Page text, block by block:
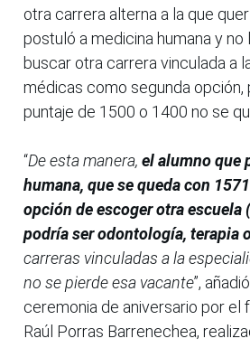
otra carrera alterna a la que
postuló a medicina humana y no
buscar otra carrera vinculada a
médicas como segunda opción,
puntaje de 1500 o 1400 no se
“De esta manera, el alumno que
humana, que se queda con
opción de escoger otra escuela
podría ser odontología, terapia
carreras vinculadas a la
no se pierde esa vacante”,
ceremonia de aniversario por el
Raúl Porras Barrenechea,